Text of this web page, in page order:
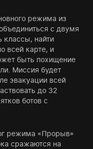
режима из
с двумя
классы, найти
всей карте, и
быть похищение
Миссия будет
эвакуации всей
до 32
ботов с
режима «Прорыв»
сражаются на